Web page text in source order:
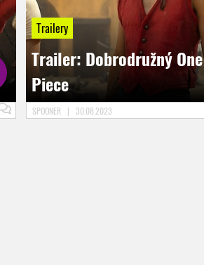
Trailery
Trailer: Dobrodružný One
Piece
SPOONER | 30.08.2023